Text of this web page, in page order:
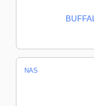
NAS